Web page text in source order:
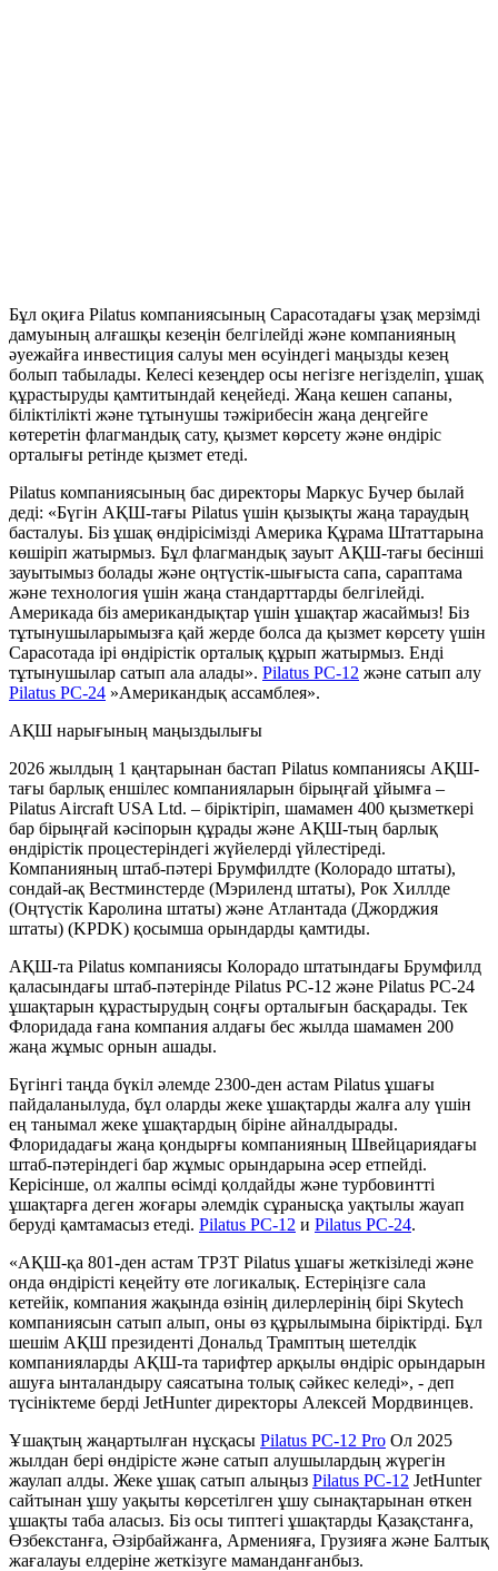
Бұл оқиға Pilatus компаниясының Сарасотадағы ұзақ мерзімді
дамуының алғашқы кезеңін белгілейді және компанияның
әуежайға инвестиция салуы мен өсуіндегі маңызды кезең
болып табылады. Келесі кезеңдер осы негізге негізделіп, ұшақ
құрастыруды қамтитындай кеңейеді. Жаңа кешен сапаны,
біліктілікті және тұтынушы тәжірибесін жаңа деңгейге
көтеретін флагмандық сату, қызмет көрсету және өндіріс
орталығы ретінде қызмет етеді.
Pilatus компаниясының бас директоры Маркус Бучер былай
деді: «Бүгін АҚШ-тағы Pilatus үшін қызықты жаңа тараудың
басталуы. Біз ұшақ өндірісімізді Америка Құрама Штаттарына
көшіріп жатырмыз. Бұл флагмандық зауыт АҚШ-тағы бесінші
зауытымыз болады және оңтүстік-шығыста сапа, сараптама
және технология үшін жаңа стандарттарды белгілейді.
Америкада біз американдықтар үшін ұшақтар жасаймыз! Біз
тұтынушыларымызға қай жерде болса да қызмет көрсету үшін
Сарасотада ірі өндірістік орталық құрып жатырмыз. Енді
тұтынушылар сатып ала алады». Pilatus PC-12 және сатып алу
Pilatus PC-24 »Американдық ассамблея».
АҚШ нарығының маңыздылығы
2026 жылдың 1 қаңтарынан бастап Pilatus компаниясы АҚШ-
тағы барлық еншілес компанияларын бірыңғай ұйымға –
Pilatus Aircraft USA Ltd. – біріктіріп, шамамен 400 қызметкері
бар бірыңғай кәсіпорын құрады және АҚШ-тың барлық
өндірістік процестеріндегі жүйелерді үйлестіреді.
Компанияның штаб-пәтері Брумфилдте (Колорадо штаты),
сондай-ақ Вестминстерде (Мэриленд штаты), Рок Хиллде
(Оңтүстік Каролина штаты) және Атлантада (Джорджия
штаты) (KPDK) қосымша орындарды қамтиды.
АҚШ-та Pilatus компаниясы Колорадо штатындағы Брумфилд
қаласындағы штаб-пәтерінде Pilatus PC-12 және Pilatus PC-24
ұшақтарын құрастырудың соңғы орталығын басқарады. Тек
Флоридада ғана компания алдағы бес жылда шамамен 200
жаңа жұмыс орнын ашады.
Бүгінгі таңда бүкіл әлемде 2300-ден астам Pilatus ұшағы
пайдаланылуда, бұл оларды жеке ұшақтарды жалға алу үшін
ең танымал жеке ұшақтардың біріне айналдырады.
Флоридадағы жаңа қондырғы компанияның Швейцариядағы
штаб-пәтеріндегі бар жұмыс орындарына әсер етпейді.
Керісінше, ол жалпы өсімді қолдайды және турбовинтті
ұшақтарға деген жоғары әлемдік сұранысқа уақтылы жауап
беруді қамтамасыз етеді. Pilatus PC-12 и Pilatus PC-24.
«АҚШ-қа 801-ден астам TP3T Pilatus ұшағы жеткізіледі және
онда өндірісті кеңейту өте логикалық. Естеріңізге сала
кетейік, компания жақында өзінің дилерлерінің бірі Skytech
компаниясын сатып алып, оны өз құрылымына біріктірді. Бұл
шешім АҚШ президенті Дональд Трамптың шетелдік
компанияларды АҚШ-та тарифтер арқылы өндіріс орындарын
ашуға ынталандыру саясатына толық сәйкес келеді», - деп
түсініктеме берді JetHunter директоры Алексей Мордвинцев.
Ұшақтың жаңартылған нұсқасы Pilatus PC-12 Pro Ол 2025
жылдан бері өндірісте және сатып алушылардың жүрегін
жаулап алды. Жеке ұшақ сатып алыңыз Pilatus PC-12 JetHunter
сайтынан ұшу уақыты көрсетілген ұшу сынақтарынан өткен
ұшақты таба аласыз. Біз осы типтегі ұшақтарды Қазақстанға,
Өзбекстанға, Әзірбайжанға, Арменияға, Грузияға және Балтық
жағалауы елдеріне жеткізуге маманданғанбыз.